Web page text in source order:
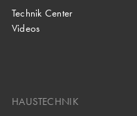
Technik Center
Videos
HAUSTECHNIK